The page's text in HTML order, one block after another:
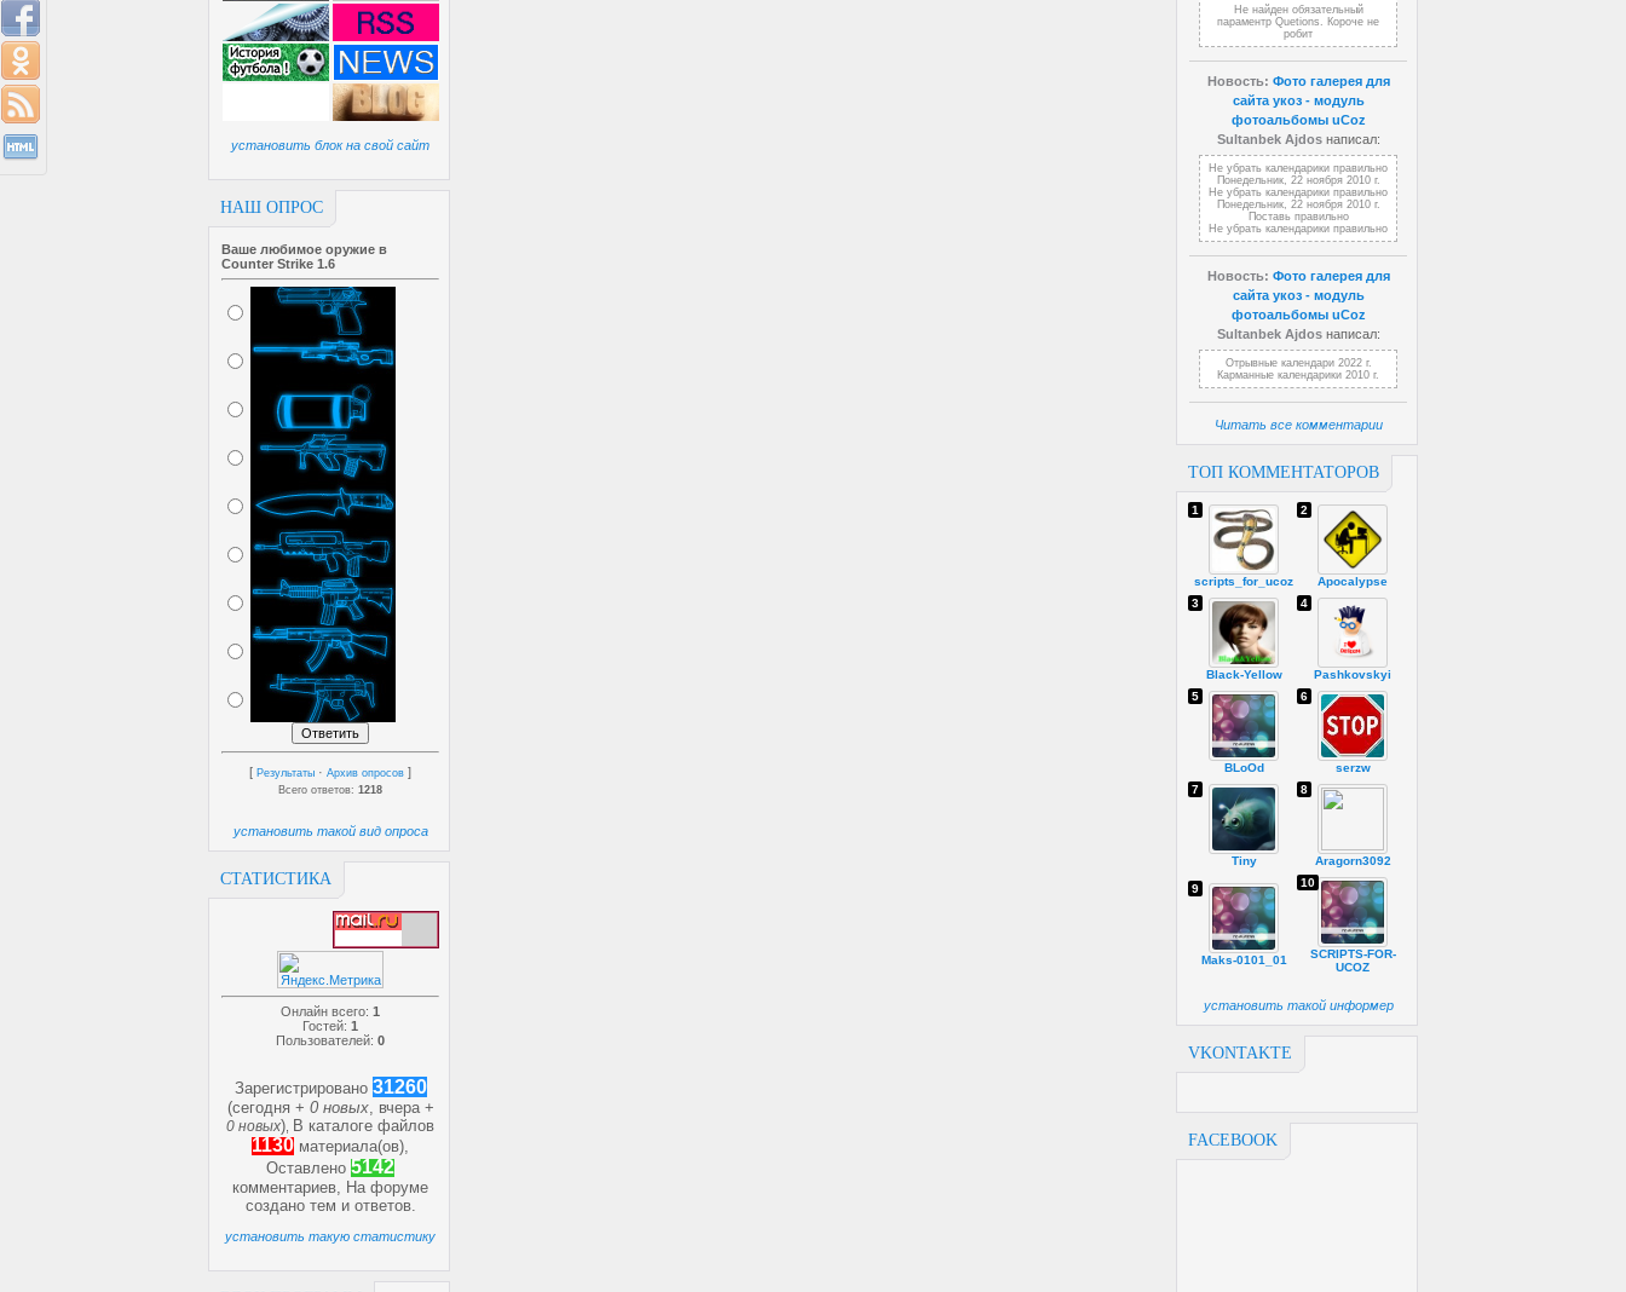
установить блок на свой сайт
НАШ ОПРОС
Ваше любимое оружие в
Counter Strike 1.6
[ Результаты · Архив опросов ]
Всего ответов: 1218
установить такой вид опроса
СТАТИСТИКА
Онлайн всего: 1
Гостей: 1
Пользователей: 0
Зарегистрировано 31260
(сегодня + 0 новых, вчера +
0 новых) В каталоге файлов
1130 материала(ов),
Оставлено 5142
комментариев, На форуме
создано тем и ответов.
установить такую статистику
Не найден обязательный
параментр Quetions. Короче не
робит
Новость: Фото галерея для
сайта укоз - модуль
фотоальбомы uCoz
Sultanbek Ajdosнаписал:
Не убрать календарики правильно
Понедельник, 22 ноября 2010 г.
Не убрать календарики правильно
Понедельник, 22 ноября 2010 г.
Поставь правильно
Не убрать календарики правильно
Новость: Фото галерея для
сайта укоз - модуль
фотоальбомы uCoz
Sultanbek Ajdosнаписал:
Отрывные календари 2022 г.
Карманные календарики 2010 г.
Читать все комментарии
ТОП КОММЕНТАТОРОВ
scripts_for_ucoz
1
Apocalypse
2
Black-Yellow
3
Pashkovskyi
4
BLoOd
5
serzw
6
Tiny
7
Aragorn3092
8
Maks-0101_01
9
SCRIPTS-FOR-
UCOZ
10
установить такой информер
VKONTAKTE
FACEBOOK